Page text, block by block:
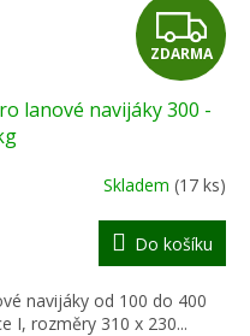
Z
D
A
R
M
A
ZDARMA
lanové navijáky 300 -
Skladem (17 ks)
Do košíku
navijáky od 100 do 400
I, rozměry 310 x 230...